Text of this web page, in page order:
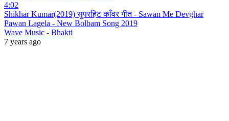
4:02
Shikhar Kumar(2019) सुपरहिट काँवर गीत - Sawan Me Devghar
Pawan Lagela - New Bolbam Song 2019
Wave Music - Bhakti
7 years ago